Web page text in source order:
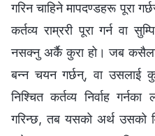
गरिन चाहिने मापदण्डहरू पूरा
कर्तव्य राम्ररी पूरा गर्न वा
नसक्नु अर्कै कुरा हो। जब
बन्न चयन गर्छन्, वा उसलाई
निश्चित कर्तव्य निर्वाह गर्नका
गरिन्छ, तब यसको अर्थ उसको